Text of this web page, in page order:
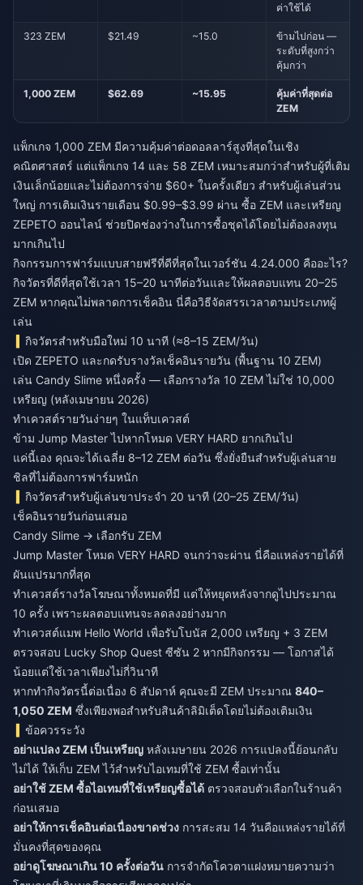
ค่าใช้ได้
323 ZEM $21.49 ~15.0
ข้ามไปก่อน —
ระดับที่สูงกว่า
คุ้มกว่า
1,000 ZEM $62.69 ~15.95
คุ้มค่าที่สุดต่อ
ZEM
แพ็กเกจ 1,000 ZEM มีความคุ้มค่าต่อดอลลาร์สูงที่สุดในเชิง
คณิตศาสตร์ แต่แพ็กเกจ 14 และ 58 ZEM เหมาะสมกว่าสำหรับผู้ที่เติม
เงินเล็กน้อยและไม่ต้องการจ่าย $60+ ในครั้งเดียว สำหรับผู้เล่นส่วน
ใหญ่ การเติมเงินรายเดือน $0.99–$3.99 ผ่าน ซื้อ ZEM และเหรียญ
ZEPETO ออนไลน์ ช่วยปิดช่องว่างในการซื้อชุดได้โดยไม่ต้องลงทุน
มากเกินไป
กิจกรรมการฟาร์มแบบสายฟรีที่ดีที่สุดในเวอร์ชัน 4.24.000 คืออะไร?
กิจวัตรที่ดีที่สุดใช้เวลา 15–20 นาทีต่อวันและให้ผลตอบแทน 20–25
ZEM หากคุณไม่พลาดการเช็คอิน นี่คือวิธีจัดสรรเวลาตามประเภทผู้
เล่น
กิจวัตรสำหรับมือใหม่ 10 นาที (≈8–15 ZEM/วัน)
เปิด ZEPETO และกดรับรางวัลเช็คอินรายวัน (พื้นฐาน 10 ZEM)
เล่น Candy Slime หนึ่งครั้ง — เลือกรางวัล 10 ZEM ไม่ใช่ 10,000
เหรียญ (หลังเมษายน 2026)
ทำเควสต์รายวันง่ายๆ ในแท็บเควสต์
ข้าม Jump Master ไปหากโหมด VERY HARD ยากเกินไป
แค่นี้เอง คุณจะได้เฉลี่ย 8–12 ZEM ต่อวัน ซึ่งยั่งยืนสำหรับผู้เล่นสาย
ชิลที่ไม่ต้องการฟาร์มหนัก
กิจวัตรสำหรับผู้เล่นขาประจำ 20 นาที (20–25 ZEM/วัน)
เช็คอินรายวันก่อนเสมอ
Candy Slime → เลือกรับ ZEM
Jump Master โหมด VERY HARD จนกว่าจะผ่าน นี่คือแหล่งรายได้ที่
ผันแปรมากที่สุด
ทำเควสต์รางวัลโฆษณาทั้งหมดที่มี แต่ให้หยุดหลังจากดูไปประมาณ
10 ครั้ง เพราะผลตอบแทนจะลดลงอย่างมาก
ทำเควสต์แมพ Hello World เพื่อรับโบนัส 2,000 เหรียญ + 3 ZEM
ตรวจสอบ Lucky Shop Quest ซีซัน 2 หากมีกิจกรรม — โอกาสได้
น้อยแต่ใช้เวลาเพียงไม่กี่วินาที
หากทำกิจวัตรนี้ต่อเนื่อง 6 สัปดาห์ คุณจะมี ZEM ประมาณ 840–
1,050 ZEM ซึ่งเพียงพอสำหรับสินค้าลิมิเต็ดโดยไม่ต้องเติมเงิน
ข้อควรระวัง
อย่าแปลง ZEM เป็นเหรียญ หลังเมษายน 2026 การแปลงนี้ย้อนกลับ
ไม่ได้ ให้เก็บ ZEM ไว้สำหรับไอเทมที่ใช้ ZEM ซื้อเท่านั้น
อย่าใช้ ZEM ซื้อไอเทมที่ใช้เหรียญซื้อได้ ตรวจสอบตัวเลือกในร้านค้า
ก่อนเสมอ
อย่าให้การเช็คอินต่อเนื่องขาดช่วง การสะสม 14 วันคือแหล่งรายได้ที่
มั่นคงที่สุดของคุณ
อย่าดูโฆษณาเกิน 10 ครั้งต่อวัน การจำกัดโควตาแฝงหมายความว่า